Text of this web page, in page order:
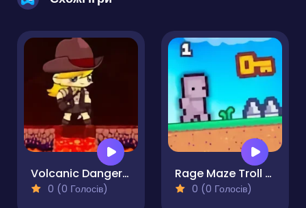
Volcanic Danger Adventure
0 (0 Голосів)
Rage Maze Troll Hardest Platformer
0 (0 Голосів)